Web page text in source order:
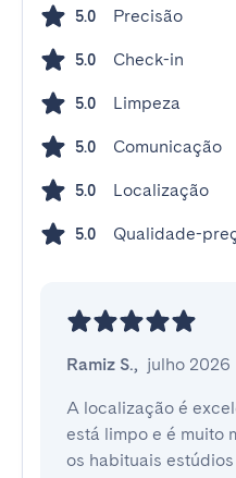
5.0 Precisão
5.0 Check-in
5.0 Limpeza
5.0 Comunicação
5.0 Localização
5.0 Qualidade-
Ramiz S., julho 2026
A localização é
está limpo e é muito
os habituais